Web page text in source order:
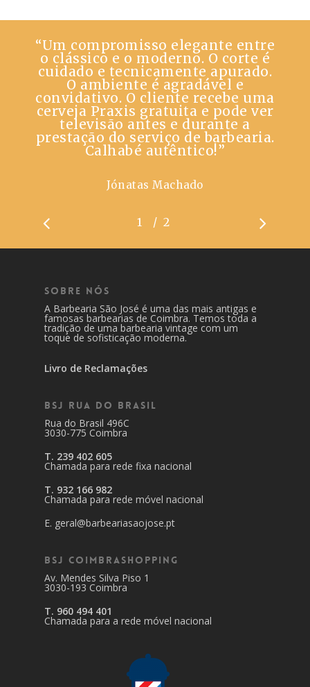
“Um compromisso elegante entre
o clássico e o moderno. O corte é
cuidado e tecnicamente apurado.
O ambiente é agradável e
convidativo. O cliente recebe uma
cerveja Praxis gratuita e pode ver
televisão antes e durante a
prestação do serviço de barbearia.
Calhabé autêntico!”
Jónatas Machado
1 2
/ 2
Sobre Nós
A Barbearia São José é uma das mais antigas e
famosas barbearias de Coimbra. Temos toda a
tradição de uma barbearia vintage com um
toque de sofisticação moderna.
Livro de Reclamações
BSJ Rua do Brasil
Rua do Brasil 496C
3030-775 Coimbra
T. 239 402 605
Chamada para rede fixa nacional
T. 932 166 982
Chamada para rede móvel nacional
E. geral@barbeariasaojose.pt
BSJ CoimbraShopping
Av. Mendes Silva Piso 1
3030-193 Coimbra
T. 960 494 401
Chamada para a rede móvel nacional